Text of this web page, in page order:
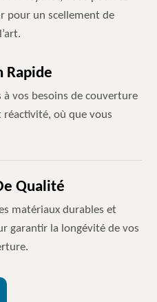
pour un scellement de
Rapide
à vos besoins de couverture
réactivité, où que vous
Qualité
matériaux durables et
garantir la longévité de vos